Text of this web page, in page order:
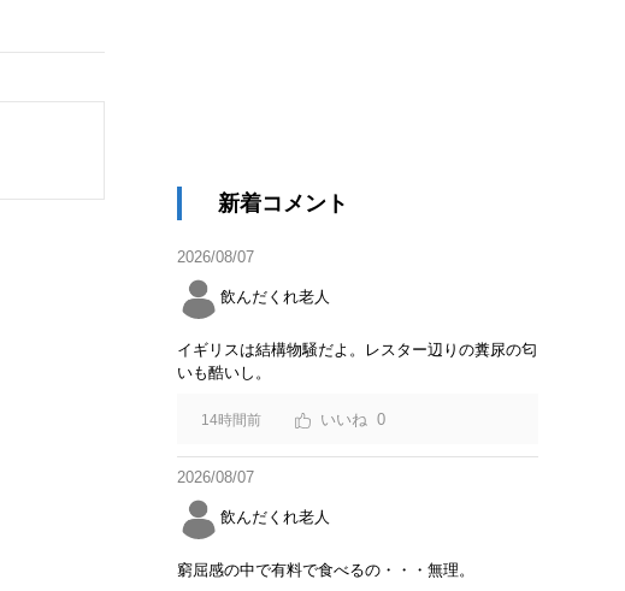
新着コメント
2026/08/07
飲んだくれ老人
イギリスは結構物騒だよ。レスター辺りの糞尿の匂
いも酷いし。
14時間前 0
2026/08/07
飲んだくれ老人
窮屈感の中で有料で食べるの・・・無理。